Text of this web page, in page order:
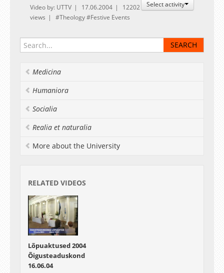
Select activity
Video by: UTTV 17.06.2004
12202
views
Theology Festive Events
Medicina
Humaniora
Socialia
Realia et naturalia
More about the University
RELATED VIDEOS
Lõpuaktused 2004
Õigusteaduskond
16.06.04